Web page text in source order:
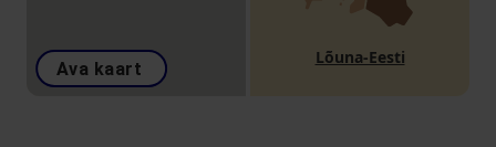
Ava kaart
Lõuna-Eesti